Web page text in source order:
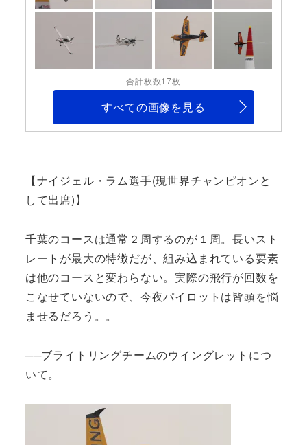
合計枚数17枚
すべての画像を見る
【ナイジェル・ラム選手(現世界チャンピオンと
して出席)】
千葉のコースは通常２周するのが１周。長いスト
レートが最大の特徴だが、組み込まれている要素
は他のコースと変わらない。実際の飛行が回数を
こなせていないので、今夜パイロットは皆頭を悩
ませるだろう。。
──ブライトリングチームのウイングレットにつ
いて。